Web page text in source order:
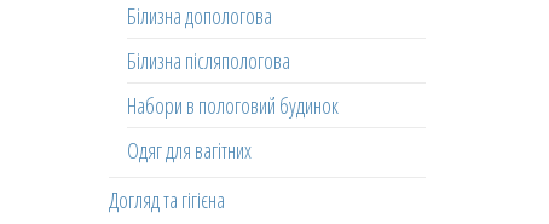
Білизна допологова
Білизна післяпологова
Набори в пологовий будинок
Одяг для вагітних
Догляд та гігієна